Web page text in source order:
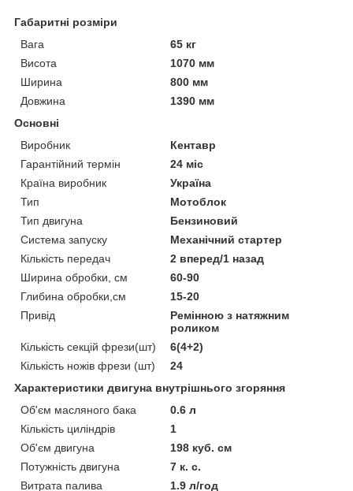
Габаритні розміри
Вага
65 кг
Висота
1070 мм
Ширина
800 мм
Довжина
1390 мм
Основні
Виробник
Кентавр
Гарантійний термін
24 міс
Країна виробник
Україна
Тип
Мотоблок
Тип двигуна
Бензиновий
Система запуску
Механічний стартер
Кількість передач
2 вперед/1 назад
Ширина обробки, см
60-90
Глибина обробки,см
15-20
Привід
Ремінною з натяжним
роликом
Кількість секцій фрези(шт)
6(4+2)
Кількість ножів фрези (шт)
24
Характеристики двигуна внутрішнього згоряння
Об'єм масляного бака
0.6 л
Кількість циліндрів
1
Об'єм двигуна
198 куб. см
Потужність двигуна
7 к. с.
Витрата палива
1.9 л/год